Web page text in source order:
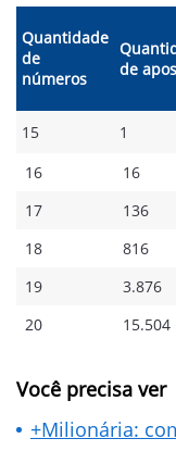
Quantidade
de
números
de
15 1
16
16
17
136
18
816
19
3.876
20
15.504
Você precisa ver
+Milionária: